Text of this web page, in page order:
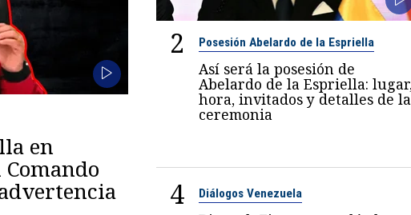
en
2 Posesión Abelardo de la Espriella
Así será la posesión de
Abelardo de la Espriella:
hora, invitados y detalles de la
ceremonia
4 Diálogos Venezuela